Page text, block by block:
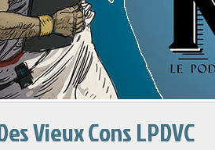
Vieux Cons LPDVC